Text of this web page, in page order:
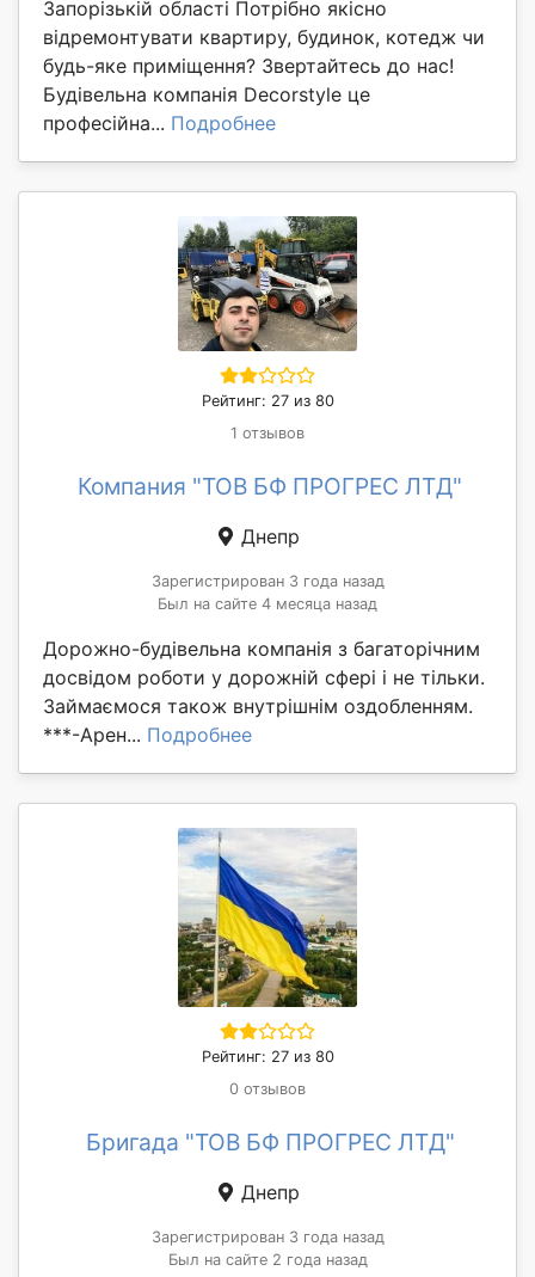
Запорізькій області Потрібно якісно
відремонтувати квартиру, будинок, котедж чи
будь-яке приміщення? Звертайтесь до нас!
Будівельна компанія Decorstyle це
професійна... Подробнее
Рейтинг: 27 из 80
1 отзывов
Компания "ТОВ БФ ПРОГРЕС ЛТД"
Днепр
Зарегистрирован 3 года назад
Был на сайте 4 месяца назад
Дорожно-будівельна компанія з багаторічним
досвідом роботи у дорожній сфері і не тільки.
Займаємося також внутрішнім оздобленням.
***-Арен... Подробнее
Рейтинг: 27 из 80
0 отзывов
Бригада "ТОВ БФ ПРОГРЕС ЛТД"
Днепр
Зарегистрирован 3 года назад
Был на сайте 2 года назад